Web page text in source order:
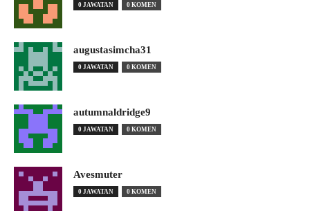
0 JAWATAN 0 KOMEN
augustasimcha31
0 JAWATAN 0 KOMEN
autumnaldridge9
0 JAWATAN 0 KOMEN
Avesmuter
0 JAWATAN 0 KOMEN